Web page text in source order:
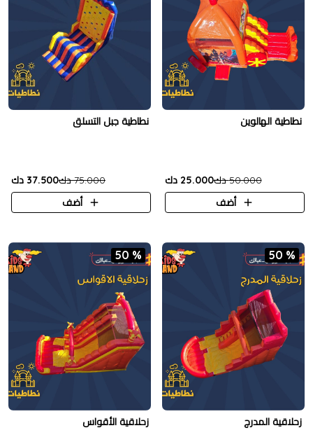
نطاطية الهالوين
50.000 دك
25.000 دك
أضف
نطاطية جبل التسلق
75.000 دك
37.500 دك
أضف
50 %
زحلاقية المدرج
50 %
زحلاقية الأقواس